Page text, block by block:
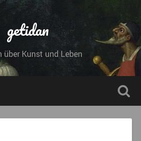
getidan
über Kunst und Leben